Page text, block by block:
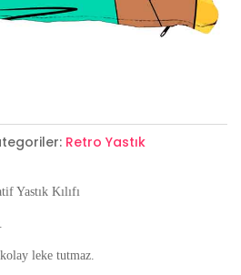
Retro Yastık
Yastık Kılıfı
leke tutmaz.